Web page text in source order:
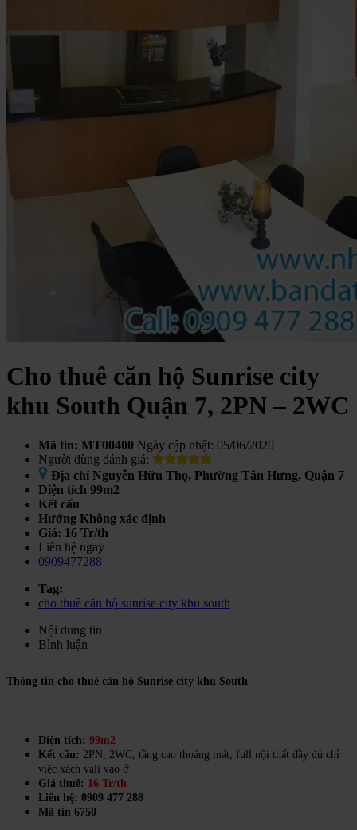
Cho thuê căn hộ Sunrise city
khu South Quận 7, 2PN – 2WC
Mã tin: MT00400 Ngày cập nhật: 05/06/2020
Người dùng đánh giá:
Địa chỉ Nguyễn Hữu Thọ, Phường Tân Hưng, Quận 7
Diện tích 99m2
Kết cấu
Hướng Không xác định
Giá: 16 Tr/th
Liên hệ ngay
0909477288
Tag:
cho thuê căn hộ sunrise city khu south
Nội dung tin
Bình luận
Thông tin cho thuê căn hộ Sunrise city khu South
Diện tích: 99m2
Kết cấu: 2PN, 2WC, tầng cao thoáng mát, full nội thất đầy đủ chỉ
việc xách vali vào ở
Giá thuê: 16 Tr/th
Liên hệ: 0909 477 288
Mã tin 6750